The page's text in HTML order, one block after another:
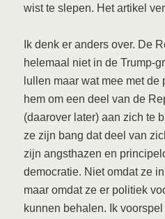
wist te slepen. Het artikel
Ik denk er anders over. De
helemaal niet in de Trump-
lullen maar wat mee met
hem om een deel van de
(daarover later) aan zich te
ze zijn bang dat deel van
zijn angsthazen en
democratie. Niet omdat ze
maar omdat ze er politiek
kunnen behalen. Ik